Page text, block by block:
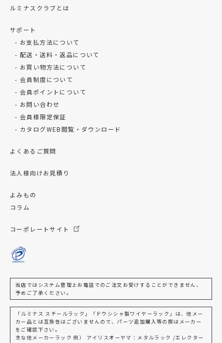
ルミナスクラブとは
サポート
お支払方法について
配送・送料・返品について
お買い物方法について
会員制度について
会員ポイントについて
お問い合わせ
会員様限定保証
カタログWEB閲覧・ダウンロード
よくあるご質問
法人様向けお見積り
よみもの
コラム
コーポレートサイト
当店ではシステム管理上お電話でのご注文お受けすることができません、
予めご了承ください。
「ルミナス スチールラック」「ドウシシャ製ワイヤーラック」は、他メー
カー品とは互換性はございませんので、パーツ追加購入等の際はメーカー
をご確認下さい。
主な他メーカーラック 例） アイリスオーヤマ：メタルラック /エレクター